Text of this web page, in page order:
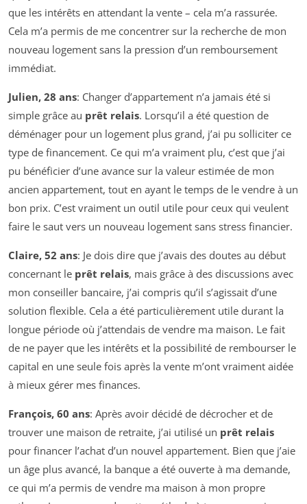
que les intérêts en attendant la vente – cela m’a rassurée.
Cela m’a permis de me concentrer sur la recherche de mon
nouveau logement sans la pression d’un remboursement
immédiat.
Julien, 28 ans: Changer d’appartement n’a jamais été si
simple grâce au prêt relais. Lorsqu’il a été question de
déménager pour un logement plus grand, j’ai pu solliciter ce
type de financement. Ce qui m’a vraiment plu, c’est que j’ai
pu bénéficier d’une avance sur la valeur estimée de mon
ancien appartement, tout en ayant le temps de le vendre à un
bon prix. C’est vraiment un outil utile pour ceux qui veulent
faire le saut vers un nouveau logement sans stress financier.
Claire, 52 ans: Je dois dire que j’avais des doutes au début
concernant le prêt relais, mais grâce à des discussions avec
mon conseiller bancaire, j’ai compris qu’il s’agissait d’une
solution flexible. Cela a été particulièrement utile durant la
longue période où j’attendais de vendre ma maison. Le fait
de ne payer que les intérêts et la possibilité de rembourser le
capital en une seule fois après la vente m’ont vraiment aidée
à mieux gérer mes finances.
François, 60 ans: Après avoir décidé de décrocher et de
trouver une maison de retraite, j’ai utilisé un prêt relais
pour financer l’achat d’un nouvel appartement. Bien que j’aie
un âge plus avancé, la banque a été ouverte à ma demande,
ce qui m’a permis de vendre ma maison à mon propre